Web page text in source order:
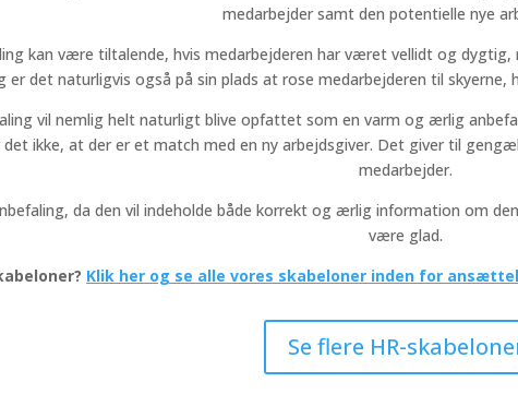
medarbejder samt den potentielle nye
kan være tiltalende, hvis medarbejderen har været vellidt og
er det naturligvis også på sin plads at rose medarbejderen til
vil nemlig helt naturligt blive opfattet som en varm og ærlig
det ikke, at der er et match med en ny arbejdsgiver. Det giver til
medarbejder.
da den vil indeholde både korrekt og ærlig information om
være glad.
Klik her og se alle vores skabeloner inden for
Se flere HR-